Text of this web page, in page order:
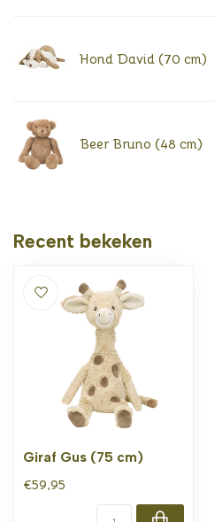
Hond David (70 cm)
Beer Bruno (48 cm)
Recent bekeken
Giraf Gus (75 cm)
€59,95